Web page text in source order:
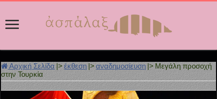
Αρχική Σελίδα |> έκθεση |> αναδημοσίευση |> Μεγάλη προσοχή
στην Τουρκία